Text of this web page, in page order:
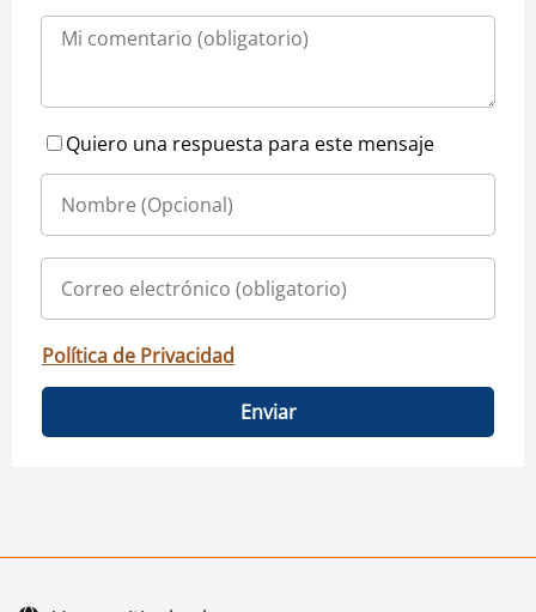
Quiero una respuesta para este mensaje
Política de Privacidad
Enviar